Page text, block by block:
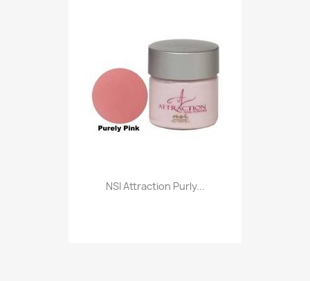
NSI Attraction Purly...